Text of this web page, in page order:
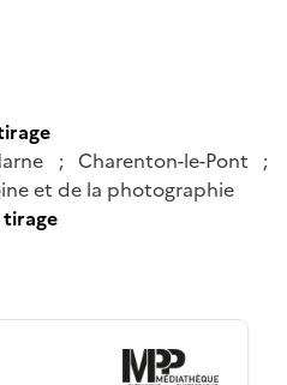
; Charenton-le-Pont ;
et de la photographie